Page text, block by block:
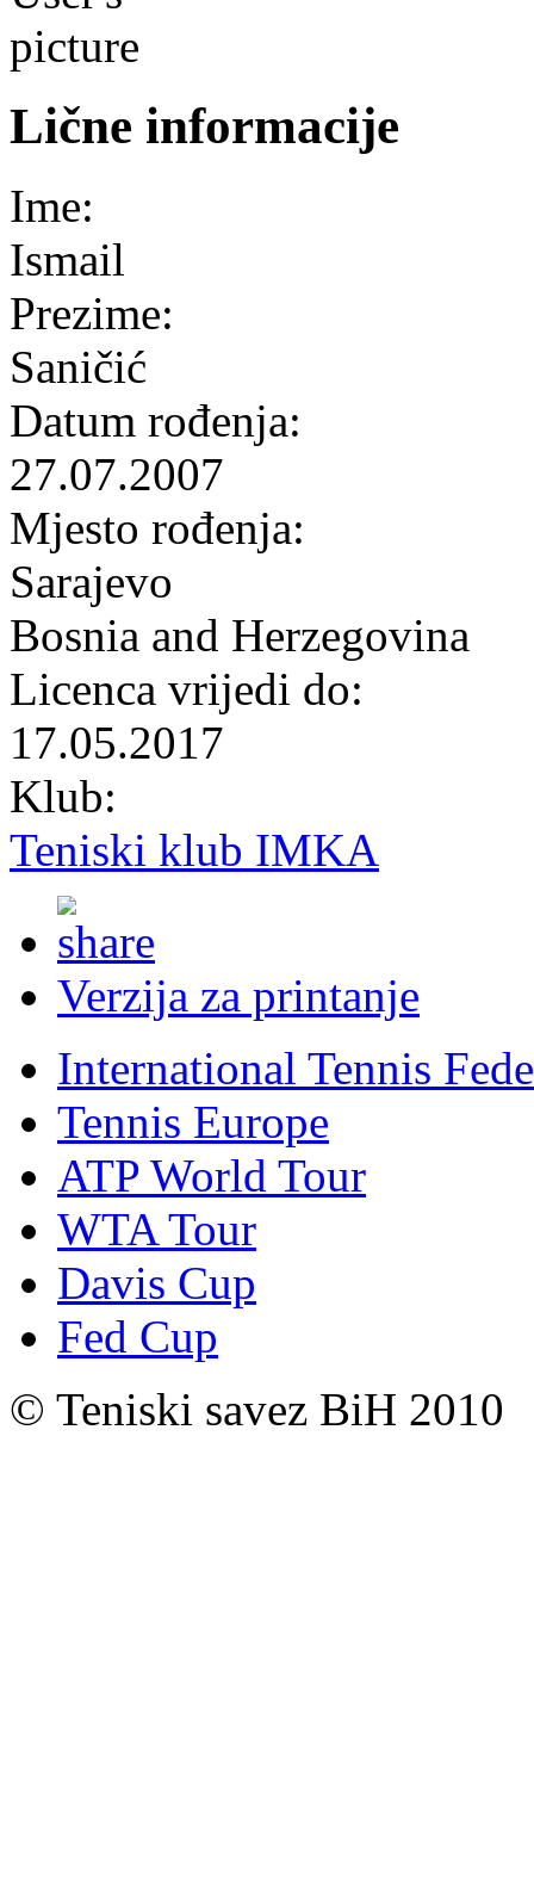
Lične informacije
Ime:
Ismail
Prezime:
Saničić
Datum rođenja:
27.07.2007
Mjesto rođenja:
Sarajevo
Bosnia and Herzegovina
Licenca vrijedi do:
17.05.2017
Klub:
Teniski klub IMKA
Verzija za printanje
International Tennis
Tennis Europe
ATP World Tour
WTA Tour
Davis Cup
Fed Cup
© Teniski savez BiH 2010